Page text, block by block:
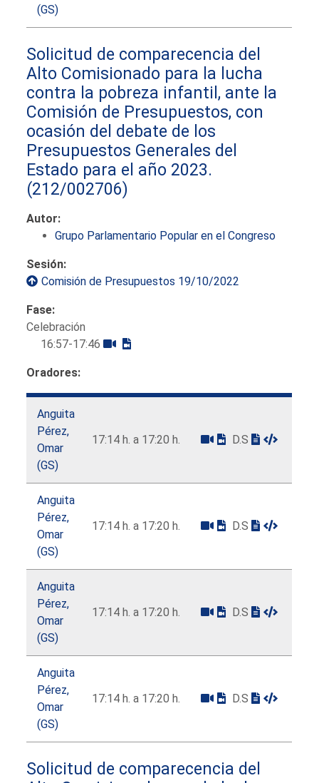
(GS)
Solicitud de comparecencia del
Alto Comisionado para la lucha
contra la pobreza infantil, ante la
Comisión de Presupuestos, con
ocasión del debate de los
Presupuestos Generales del
Estado para el año 2023.
(212/002706)
Autor:
Grupo Parlamentario Popular en el Congreso
Sesión:
Comisión de Presupuestos 19/10/2022
Fase:
Celebración
16:57-17:46
Oradores:
Anguita
Pérez,
Omar
(GS)
17:14 h. a 17:20 h. D.S
Anguita
Pérez,
Omar
(GS)
17:14 h. a 17:20 h. D.S
Anguita
Pérez,
Omar
(GS)
17:14 h. a 17:20 h. D.S
Anguita
Pérez,
Omar
(GS)
17:14 h. a 17:20 h. D.S
Solicitud de comparecencia del